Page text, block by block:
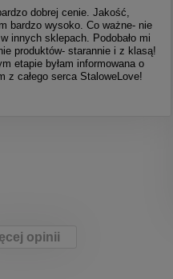
dobrej cenie. Jakość,
bardzo wysoko. Co ważne- nie
innych sklepach. Podobało mi
produktów- starannie i z klasą!
etapie byłam informowana o
z całego serca StaloweLove!
opinii